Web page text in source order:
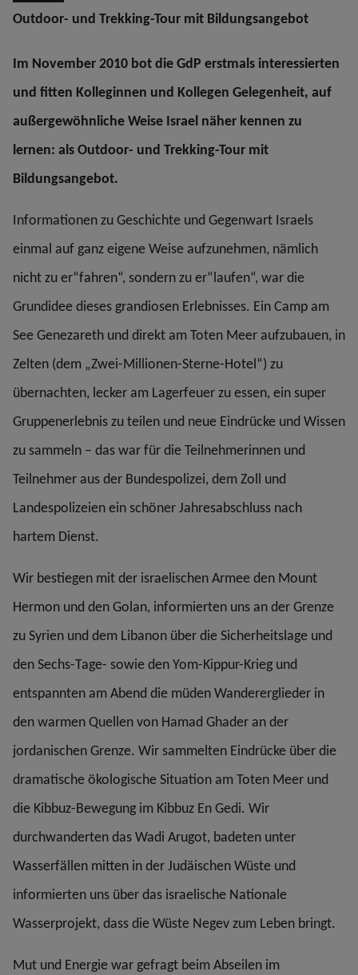
Outdoor- und Trekking-Tour mit Bildungsangebot
Im November 2010 bot die GdP erstmals interessierten
und fitten Kolleginnen und Kollegen Gelegenheit, auf
außergewöhnliche Weise Israel näher kennen zu
lernen: als Outdoor- und Trekking-Tour mit
Bildungsangebot.
Informationen zu Geschichte und Gegenwart Israels
einmal auf ganz eigene Weise aufzunehmen, nämlich
nicht zu er“fahren“, sondern zu er“laufen“, war die
Grundidee dieses grandiosen Erlebnisses. Ein Camp am
See Genezareth und direkt am Toten Meer aufzubauen, in
Zelten (dem „Zwei-Millionen-Sterne-Hotel“) zu
übernachten, lecker am Lagerfeuer zu essen, ein super
Gruppenerlebnis zu teilen und neue Eindrücke und Wissen
zu sammeln – das war für die Teilnehmerinnen und
Teilnehmer aus der Bundespolizei, dem Zoll und
Landespolizeien ein schöner Jahresabschluss nach
hartem Dienst.
Wir bestiegen mit der israelischen Armee den Mount
Hermon und den Golan, informierten uns an der Grenze
zu Syrien und dem Libanon über die Sicherheitslage und
den Sechs-Tage- sowie den Yom-Kippur-Krieg und
entspannten am Abend die müden Wandererglieder in
den warmen Quellen von Hamad Ghader an der
jordanischen Grenze. Wir sammelten Eindrücke über die
dramatische ökologische Situation am Toten Meer und
die Kibbuz-Bewegung im Kibbuz En Gedi. Wir
durchwanderten das Wadi Arugot, badeten unter
Wasserfällen mitten in der Judäischen Wüste und
informierten uns über das israelische Nationale
Wasserprojekt, dass die Wüste Negev zum Leben bringt.
Mut und Energie war gefragt beim Abseilen im